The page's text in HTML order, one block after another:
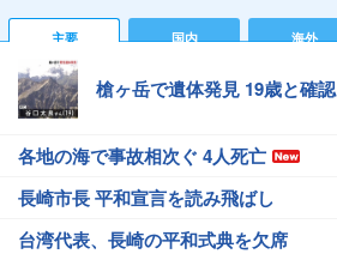
主要 国内 海外
槍ヶ岳で遺体発見 19歳と確認
各地の海で事故相次ぐ 4人死亡
長崎市長 平和宣言を読み飛ばし
台湾代表、長崎の平和式典を欠席